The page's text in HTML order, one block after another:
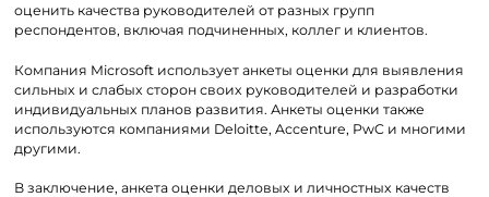
оценить качества руководителей от разных групп
респондентов, включая подчиненных, коллег и клиентов.
Компания Microsoft использует анкеты оценки для выявления
сильных и слабых сторон своих руководителей и разработки
индивидуальных планов развития. Анкеты оценки также
используются компаниями Deloitte, Accenture, PwC и многими
другими.
В заключение, анкета оценки деловых и личностных качеств